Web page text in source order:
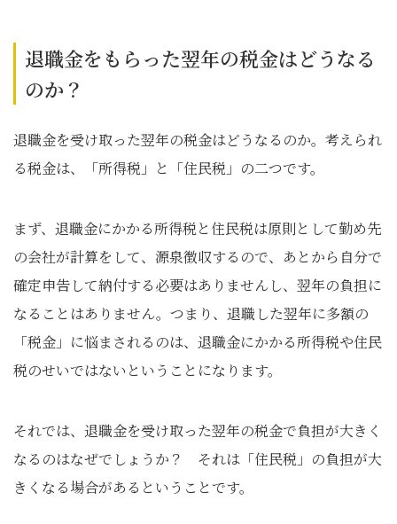
退職金をもらった翌年の税金はどうなる
のか？
退職金を受け取った翌年の税金はどうなるのか。考えられ
る税金は、「所得税」と「住民税」の二つです。
まず、退職金にかかる所得税と住民税は原則として勤め先
の会社が計算をして、源泉徴収するので、あとから自分で
確定申告して納付する必要はありませんし、翌年の負担に
なることはありません。つまり、退職した翌年に多額の
「税金」に悩まされるのは、退職金にかかる所得税や住民
税のせいではないということになります。
それでは、退職金を受け取った翌年の税金で負担が大きく
なるのはなぜでしょうか？ それは「住民税」の負担が大
きくなる場合があるということです。